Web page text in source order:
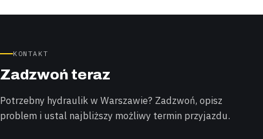
KONTAKT
Zadzwoń teraz
Potrzebny hydraulik w Warszawie? Zadzwoń, opisz
problem i ustal najbliższy możliwy termin przyjazdu.